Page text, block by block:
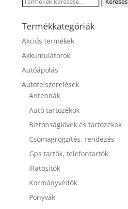
következőre:
Termékkategóriák
Akciós termékek
Akkumulátorok
Autóápolás
Autófelszerelések
Antennák
Autó tartozékok
Biztonságiövek és tartozékok
Csomagrögzítés, rendezés
Gps tartók, telefontartók
Illatosítók
Kormányvédők
Ponyvák